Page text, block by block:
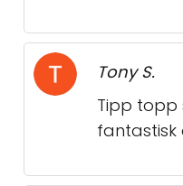
Tony S.
Tipp
fantastisk